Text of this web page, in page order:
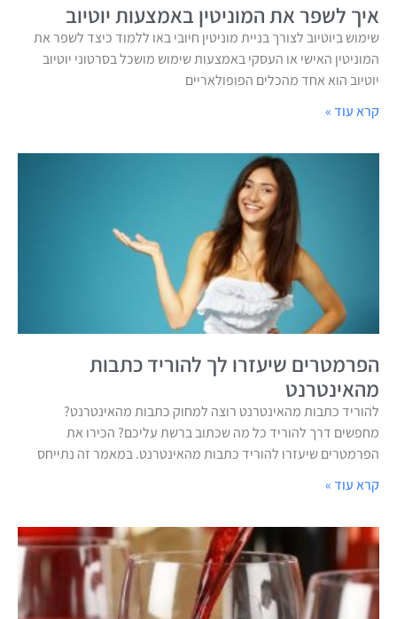
איך לשפר את המוניטין באמצעות יוטיוב
שימוש ביוטיוב לצורך בניית מוניטין חיובי באו ללמוד כיצד לשפר את
המוניטין האישי או העסקי באמצעות שימוש מושכל בסרטוני יוטיוב
יוטיוב הוא אחד מהכלים הפופולאריים
קרא עוד »
הפרמטרים שיעזרו לך להוריד כתבות
מהאינטרנט
להוריד כתבות מהאינטרנט רוצה למחוק כתבות מהאינטרנט?
מחפשים דרך להוריד כל מה שכתוב ברשת עליכם? הכירו את
הפרמטרים שיעזרו להוריד כתבות מהאינטרנט. במאמר זה נתייחס
קרא עוד »